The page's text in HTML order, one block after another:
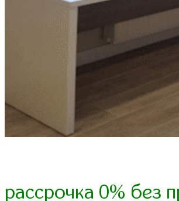
рассрочка 0% без